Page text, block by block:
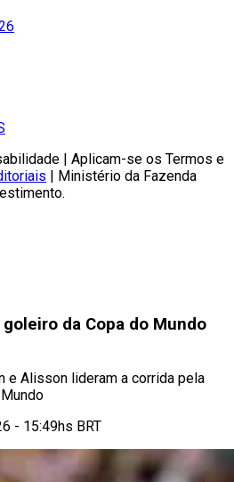
| Aplicam-se os Termos e
| Ministério da Fazenda
da Copa do Mundo
e Alisson lideram a corrida pela
- 15:49hs BRT